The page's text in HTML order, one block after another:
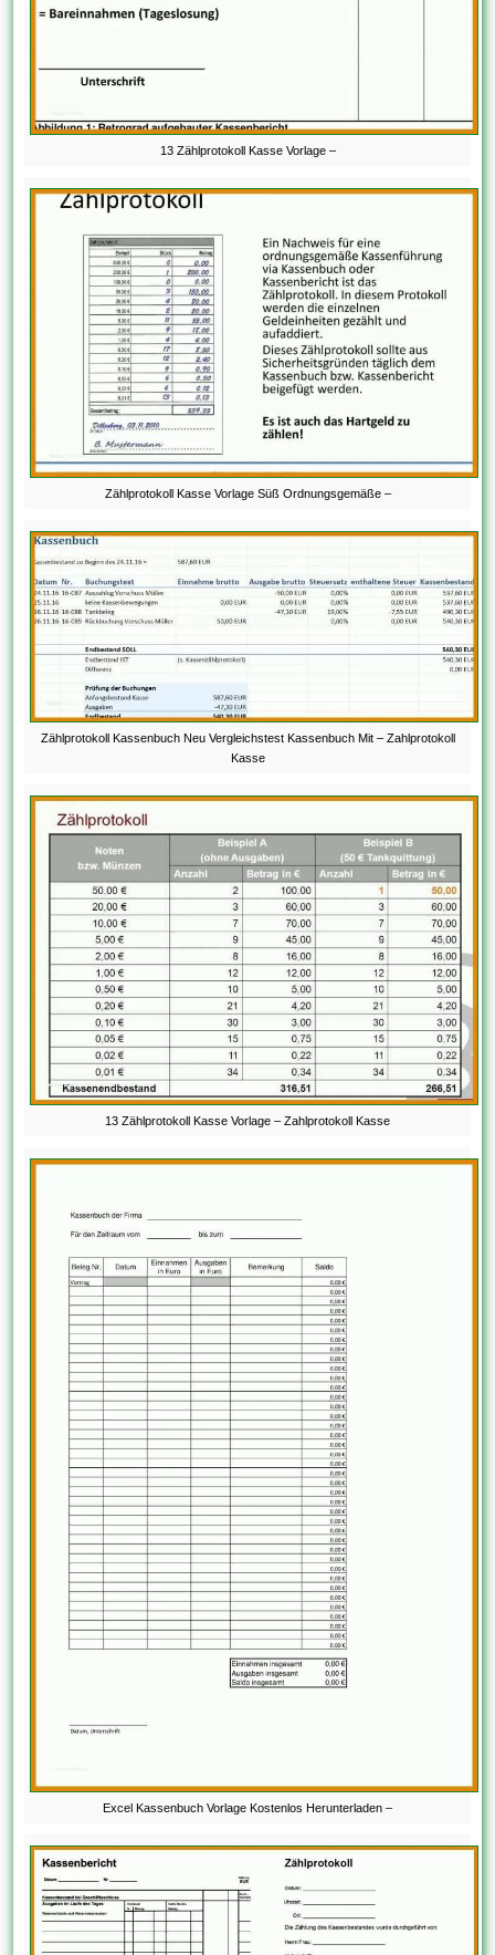
13 Zählprotokoll Kasse Vorlage –
Zählprotokoll Kasse Vorlage Süß Ordnungsgemäße –
Zählprotokoll Kassenbuch Neu Vergleichstest Kassenbuch Mit – Zahlprotokoll
Kasse
13 Zählprotokoll Kasse Vorlage – Zahlprotokoll Kasse
Excel Kassenbuch Vorlage Kostenlos Herunterladen –